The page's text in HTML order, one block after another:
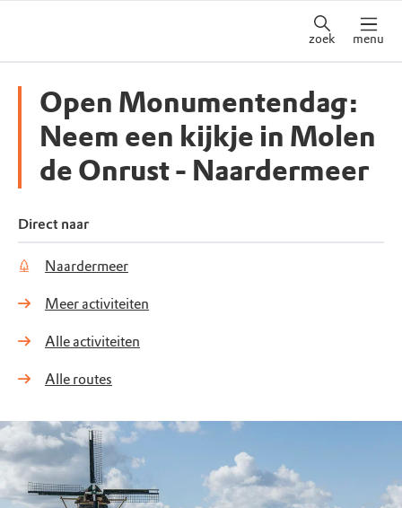
zoek menu
Open Monumentendag:
Neem een kijkje in Molen
de Onrust - Naardermeer
Direct naar
Naardermeer
Meer activiteiten
Alle activiteiten
Alle routes